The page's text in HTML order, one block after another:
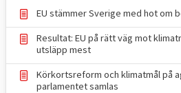
och öka upptaget av
och mark (LULUCF).
TABELL 1.
Klimat och
Läge i
2024
EU stämmer Sverige med hot om
Resultat: EU på rätt väg mot
utsläpp mest
Körkortsreform och klimatmål på
parlamentet samlas